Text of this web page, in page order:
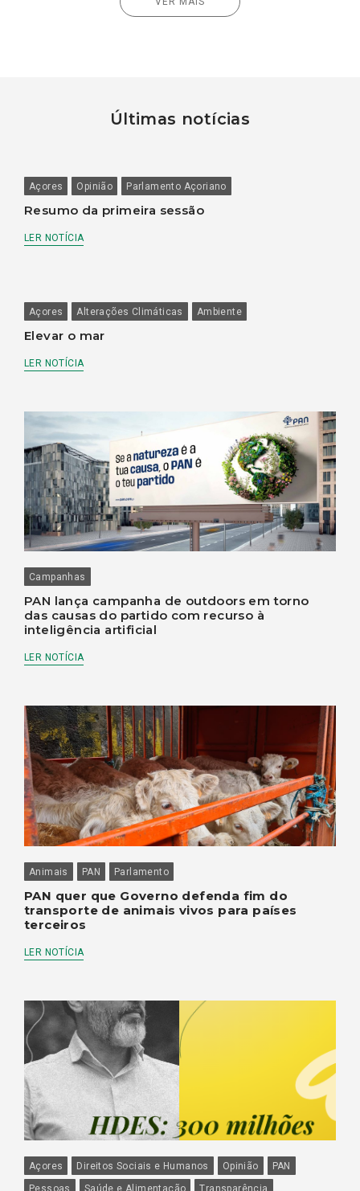
Últimas notícias
Açores Opinião Parlamento Açoriano
Resumo da primeira sessão
LER NOTÍCIA
Açores Alterações Climáticas Ambiente
Elevar o mar
LER NOTÍCIA
Campanhas
PAN lança campanha de outdoors em torno
das causas do partido com recurso à
inteligência artificial
LER NOTÍCIA
Animais PAN Parlamento
PAN quer que Governo defenda fim do
transporte de animais vivos para países
terceiros
LER NOTÍCIA
Açores Direitos Sociais e Humanos Opinião
PAN